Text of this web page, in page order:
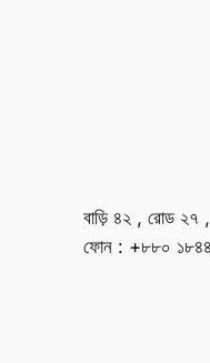
বাড়ি ৪২ , রোড ২৭ ,
ফোন : +৮৮০